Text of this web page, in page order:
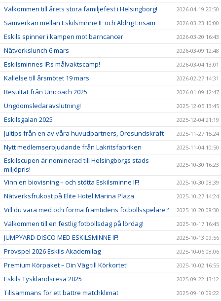
Välkommen till årets stora familjefest i Helsingborg! 2026-04-19 20:50
Samverkan mellan Eskilsminne IF och Aldrig Ensam 2026-03-23 10:00
Eskils spinner i kampen mot barncancer 2026-03-20 16:43
Nätverkslunch 6 mars 2026-03-09 12:48
Eskilsminnes IF:s målvaktscamp! 2026-03-04 13:01
Kallelse till årsmötet 19 mars 2026-02-27 14:31
Resultat från Unicoach 2025 2026-01-09 12:47
Ungdomsledaravslutning! 2025-12-05 13:45
Eskilsgalan 2025 2025-12-04 21:19
Jultips från en av våra huvudpartners, Öresundskraft 2025-11-27 15:24
Nytt medlemserbjudande från Lakritsfabriken 2025-11-04 10:50
Eskilscupen är nominerad till Helsingborgs stads
miljöpris!
2025-10-30 16:23
Vinn en biovisning – och stötta Eskilsminne IF! 2025-10-30 08:39
Nätverksfrukost på Elite Hotel Marina Plaza 2025-10-27 14:24
Vill du vara med och forma framtidens fotbollsspelare? 2025-10-20 08:30
Välkommen till en festlig fotbollsdag på lördag! 2025-10-17 16:45
JUMPYARD-DISCO MED ESKILSMINNE IF! 2025-10-13 09:56
Provspel 2026 Eskils Akademilag 2025-10-06 08:06
Premium Körpaket – Din Väg till Körkortet! 2025-10-02 16:55
Eskils Tysklandsresa 2025 2025-09-22 13:12
Tillsammans för ett bättre matchklimat 2025-09-10 09:22